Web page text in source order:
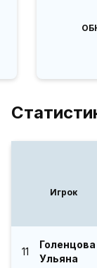
Игрок
11
Голенцова
Ульяна